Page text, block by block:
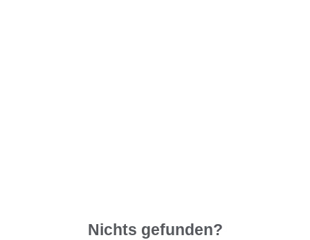
Nichts gefunden?